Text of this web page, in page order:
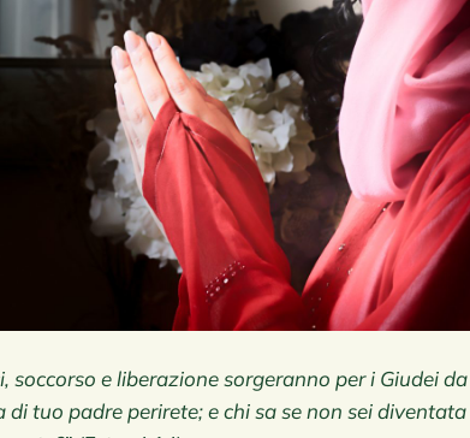
soccorso e liberazione sorgeranno per i Giudei
di tuo padre perirete; e chi sa se non sei